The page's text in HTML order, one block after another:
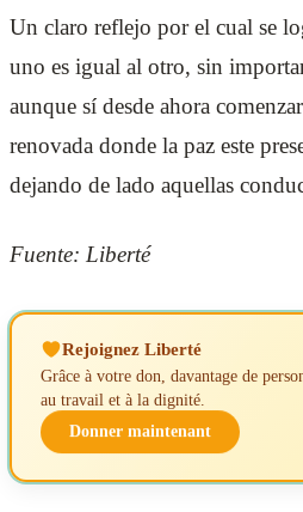
Un claro reflejo por el cual se
uno es igual al otro, sin
aunque sí desde ahora
renovada donde la paz este
dejando de lado aquellas
Fuente: Liberté
Rejoignez Liberté
Grâce à votre don, davantage de
au travail et à la dignité.
Donner maintenant